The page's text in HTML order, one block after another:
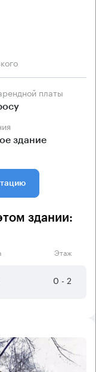
платы
здание
здании:
Этаж
0 - 2